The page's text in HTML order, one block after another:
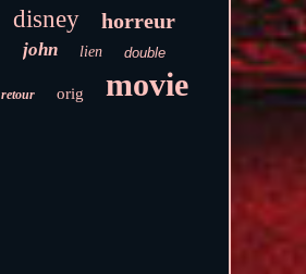
disney horreur
john lien double
retour orig movie